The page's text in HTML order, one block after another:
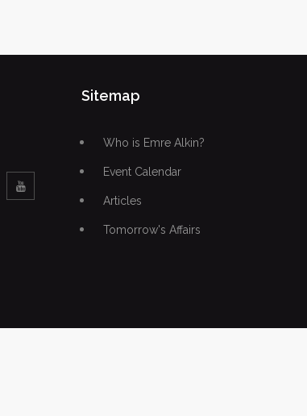
Sitemap
Who is Emre Alkin?
Event Calendar
Articles
Tomorrow's Affairs